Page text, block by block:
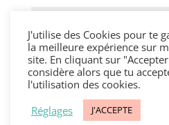
J'utilise des Cookies pour te
la meilleure expérience sur
site. En cliquant sur
considère alors que tu
l'utilisation des cookies.
Réglages
J'ACCEPTE